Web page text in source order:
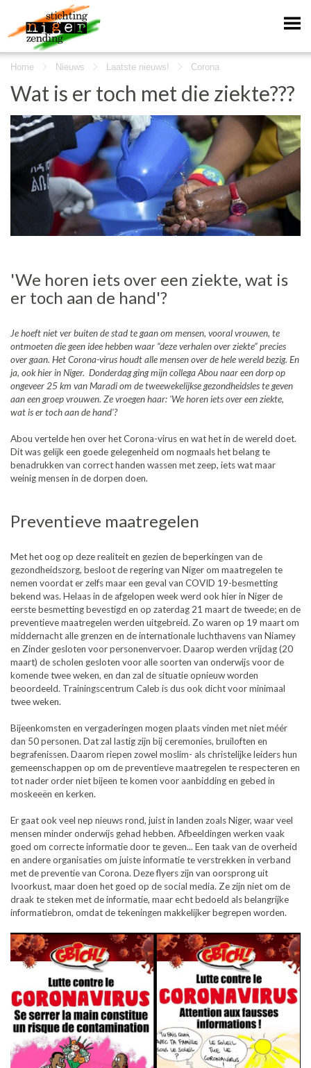
Home Nieuws Laatste nieuws! Corona
Wat is er toch met die ziekte???
'We horen iets over een ziekte, wat is
er toch aan de hand'?
Je hoeft niet ver buiten de stad te gaan om mensen, vooral vrouwen, te
ontmoeten die geen idee hebben waar “deze verhalen over ziekte” precies
over gaan. Het Corona-virus houdt alle mensen over de hele wereld bezig. En
ja, ook hier in Niger. Donderdag ging mijn collega Abou naar een dorp op
ongeveer 25 km van Maradi om de tweewekelijkse gezondheidsles te geven
aan een groep vrouwen. Ze vroegen haar: 'We horen iets over eenziekte,
wat is er toch aan de hand'?
Abou vertelde hen over het Corona-virus en wat het in de wereld doet.
Dit was gelijk een goede gelegenheid om nogmaals het belang te
benadrukken van correct handen wassen met zeep, iets wat maar
weinig mensen in de dorpen doen.
Preventieve maatregelen
Met het oog op deze realiteit en gezien de beperkingen van de
gezondheidszorg, besloot de regering van Niger om maatregelen te
nemen voordat er zelfs maar een geval van COVID 19-besmetting
bekend was. Helaas in de afgelopen week werd ook hier in Niger de
eerste besmetting bevestigd en op zaterdag 21 maart de tweede; en de
preventieve maatregelen werden uitgebreid. Zo waren op 19 maart om
middernacht alle grenzen en de internationale luchthavens van Niamey
en Zinder gesloten voor personenvervoer. Daarop werden vrijdag (20
maart) de scholen gesloten voor alle soorten van onderwijs voor de
komende twee weken, en dan zal de situatie opnieuw worden
beoordeeld. Trainingscentrum Caleb is dus ook dicht voor minimaal
twee weken.
Bijeenkomsten en vergaderingen mogen plaats vinden met niet méér
dan 50 personen. Dat zal lastig zijn bij ceremonies, bruiloften en
begrafenissen. Daarom riepen zowel moslim- als christelijke leiders hun
gemeenschappen op om de preventieve maatregelen te respecteren en
tot nader order niet bijeen te komen voor aanbidding en gebed in
moskeeën en kerken.
Er gaat ook veel nep nieuws rond, juist in landen zoals Niger, waar veel
mensen minder onderwijs gehad hebben. Afbeeldingen werken vaak
goed om correcte informatie door te geven... Een taak van de overheid
en andere organisaties om juiste informatie te verstrekken in verband
met de preventie van Corona. Deze flyers zijn van oorsprong uit
Ivoorkust, maar doen het goed op de social media. Ze zijn niet om de
draak te steken met de informatie, maar echt bedoeld als belangrijke
informatiebron, omdat de tekeningen makkelijker begrepen worden.